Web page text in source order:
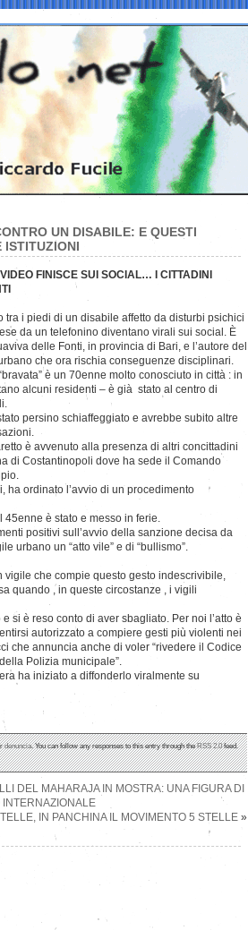
UN DISABILE: E QUESTI
ISTITUZIONI
FINISCE SUI SOCIAL… I CITTADINI
tra i piedi di un disabile affetto da disturbi psichici
da un telefonino diventano virali sui social. È
delle Fonti, in provincia di Bari, e l’autore del
che ora rischia conseguenze disciplinari.
è un 70enne molto conosciuto in città : in
alcuni residenti – è già stato al centro di
persino schiaffeggiato e avrebbe subito altre
è avvenuto alla presenza di altri concittadini
di Costantinopoli dove ha sede il Comando
ha ordinato l’avvio di un procedimento
45enne è stato e messo in ferie.
positivi sull’avvio della sanzione decisa da
urbano un “atto vile” e di “bullismo”.
vigile che compie questo gesto indescrivibile,
quando , in queste circostanze , i vigili
si è reso conto di aver sbagliato. Per noi l’atto è
autorizzato a compiere gesti più violenti nei
che annuncia anche di voler “rivedere il Codice
Polizia municipale”.
ha iniziato a diffonderlo viralmente su
denuncia. You can follow any responses to this entry through theRSS 2.0feed.
DEL MAHARAJA IN MOSTRA: UNA FIGURA DI
INTERNAZIONALE
IN PANCHINA IL MOVIMENTO 5 STELLE »